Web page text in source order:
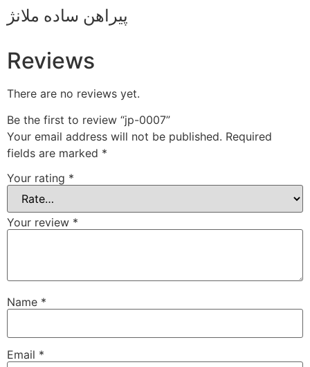
پیراهن ساده ملانژ
Reviews
There are no reviews yet.
Be the first to review “jp-0007”
Your email address will not be published. Required
fields are marked *
Your rating *
Your review *
Name *
Email *